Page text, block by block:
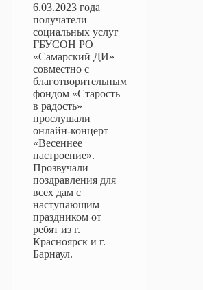
6.03.2023 года
получатели
социальных услуг
ГБУСОН РО
«Самарский ДИ»
совместно с
благотворительным
фондом «Старость
в радость»
прослушали
онлайн-концерт
«Весеннее
настроение».
Прозвучали
поздравления для
всех дам с
наступающим
праздником от
ребят из г.
Красноярск и г.
Барнаул.